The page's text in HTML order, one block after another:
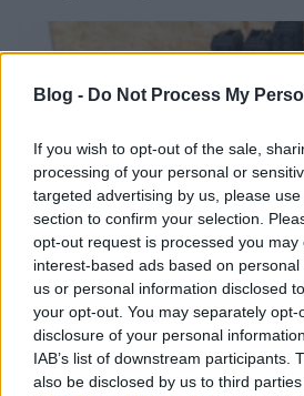
Blog - Do Not Process My
If you wish to opt-out of the sale,
processing of your personal or
targeted advertising by us, please
section to confirm your selection.
opt-out request is processed you may
interest-based ads based on
us or personal information disclosed
your opt-out. You may separately
disclosure of your personal
IAB’s list of downstream participants.
also be disclosed by us to third
Az alkatrészeket saját
kivitelezésüknél mindegyik
elvárásait figyelembe veszik. A